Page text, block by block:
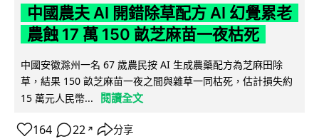
中國農夫 AI 開錯除草配方 AI 幻覺累老
農蝕 17 萬 150 畝芝麻苗一夜枯死
中國安徽滁州一名 67 歲農民按 AI 生成農藥配方為芝麻田除
草，結果 150 畝芝麻苗一夜之間與雜草一同枯死，估計損失約
15 萬元人民幣...
閱讀全文
164 22 ↗ 分享